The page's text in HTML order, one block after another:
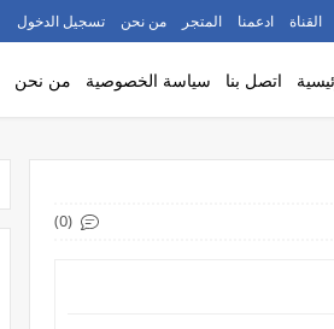
القناة ادعمنا المتجر من نحن تسجيل الدخول
اتصل بنا سياسة الخصوصية من نحن
(0)